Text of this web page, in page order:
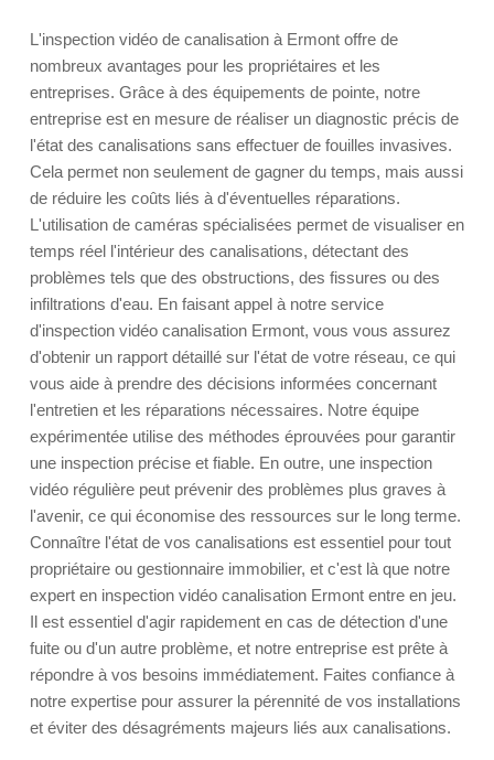
L'inspection vidéo de canalisation à Ermont offre de
nombreux avantages pour les propriétaires et les
entreprises. Grâce à des équipements de pointe, notre
entreprise est en mesure de réaliser un diagnostic précis de
l'état des canalisations sans effectuer de fouilles invasives.
Cela permet non seulement de gagner du temps, mais aussi
de réduire les coûts liés à d'éventuelles réparations.
L'utilisation de caméras spécialisées permet de visualiser en
temps réel l'intérieur des canalisations, détectant des
problèmes tels que des obstructions, des fissures ou des
infiltrations d'eau. En faisant appel à notre service
d'inspection vidéo canalisation Ermont, vous vous assurez
d'obtenir un rapport détaillé sur l'état de votre réseau, ce qui
vous aide à prendre des décisions informées concernant
l'entretien et les réparations nécessaires. Notre équipe
expérimentée utilise des méthodes éprouvées pour garantir
une inspection précise et fiable. En outre, une inspection
vidéo régulière peut prévenir des problèmes plus graves à
l'avenir, ce qui économise des ressources sur le long terme.
Connaître l'état de vos canalisations est essentiel pour tout
propriétaire ou gestionnaire immobilier, et c'est là que notre
expert en inspection vidéo canalisation Ermont entre en jeu.
Il est essentiel d'agir rapidement en cas de détection d'une
fuite ou d'un autre problème, et notre entreprise est prête à
répondre à vos besoins immédiatement. Faites confiance à
notre expertise pour assurer la pérennité de vos installations
et éviter des désagréments majeurs liés aux canalisations.